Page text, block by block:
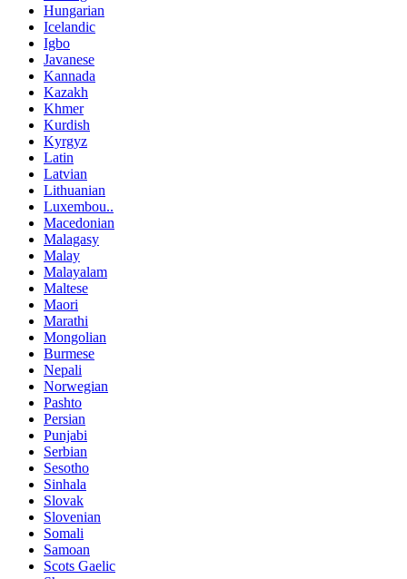
Hungarian
Icelandic
Igbo
Javanese
Kannada
Kazakh
Khmer
Kurdish
Kyrgyz
Latin
Latvian
Lithuanian
Luxembou..
Macedonian
Malagasy
Malay
Malayalam
Maltese
Maori
Marathi
Mongolian
Burmese
Nepali
Norwegian
Pashto
Persian
Punjabi
Serbian
Sesotho
Sinhala
Slovak
Slovenian
Somali
Samoan
Scots Gaelic